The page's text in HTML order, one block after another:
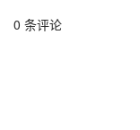
0 条评论